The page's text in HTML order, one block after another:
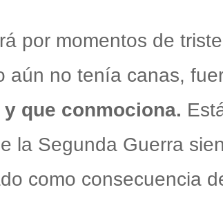
por momentos de
aún no tenía canas,
que conmociona.
la Segunda Guerra
como consecuencia